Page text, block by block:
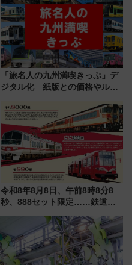
「旅名人の九州満喫きっぷ」デ
ジタル化 紙版との価格やルー
令和8年8月8日、午前8時8分8
秒、888セット限定……鉄道各